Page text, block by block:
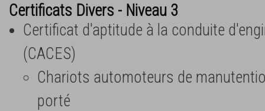
Certificats Divers - Niveau 3
Certificat d'aptitude à la conduite
(CACES)
Chariots automoteurs de
porté